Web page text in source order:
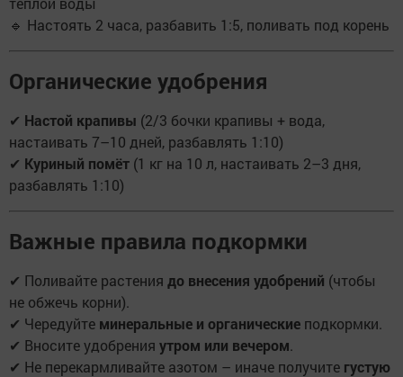
🔹 Настоять 2 часа, разбавить 1:5, поливать под корень
Органические удобрения
✔ Настой крапивы (2/3 бочки крапивы + вода,
настаивать 7–10 дней, разбавлять 1:10)
✔ Куриный помёт (1 кг на 10 л, настаивать 2–3 дня,
разбавлять 1:10)
Важные правила подкормки
✔ Поливайте растения до внесения удобрений (чтобы
не обжечь корни).
✔ Чередуйте минеральные и органические подкормки.
✔ Вносите удобрения утром или вечером.
✔ Не перекармливайте азотом – иначе получите густую